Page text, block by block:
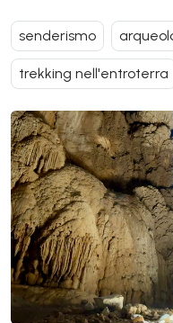
senderismo
trekking nell'entroterra